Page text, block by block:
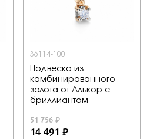
36114-100
Подвеска из
комбинированного
золота от Алькор с
бриллиантом
51 756 ₽
14 491 ₽
и согласен с условиями